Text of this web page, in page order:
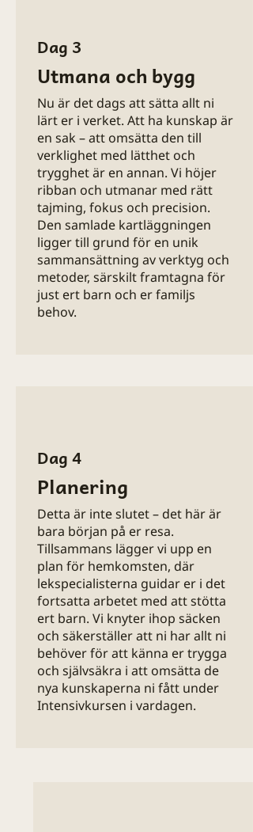
Dag 3
Utmana och bygg
Nu är det dags att sätta allt ni
lärt er i verket. Att ha kunskap är
en sak – att omsätta den till
verklighet med lätthet och
trygghet är en annan. Vi höjer
ribban och utmanar med rätt
tajming, fokus och precision.
Den samlade kartläggningen
ligger till grund för en unik
sammansättning av verktyg och
metoder, särskilt framtagna för
just ert barn och er familjs
behov.
Dag 4
Planering
Detta är inte slutet – det här är
bara början på er resa.
Tillsammans lägger vi upp en
plan för hemkomsten, där
lekspecialisterna guidar er i det
fortsatta arbetet med att stötta
ert barn.​ Vi knyter ihop säcken
och säkerställer att ni har allt ni
behöver för att känna er trygga
och självsäkra i att omsätta de
nya kunskaperna ni fått under
Intensivkursen i vardagen.